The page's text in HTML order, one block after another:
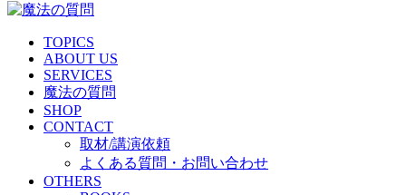
TOPICS
ABOUT US
SERVICES
魔法の質問
SHOP
CONTACT
取材/講演依頼
よくある質問・お問い合わせ
OTHERS